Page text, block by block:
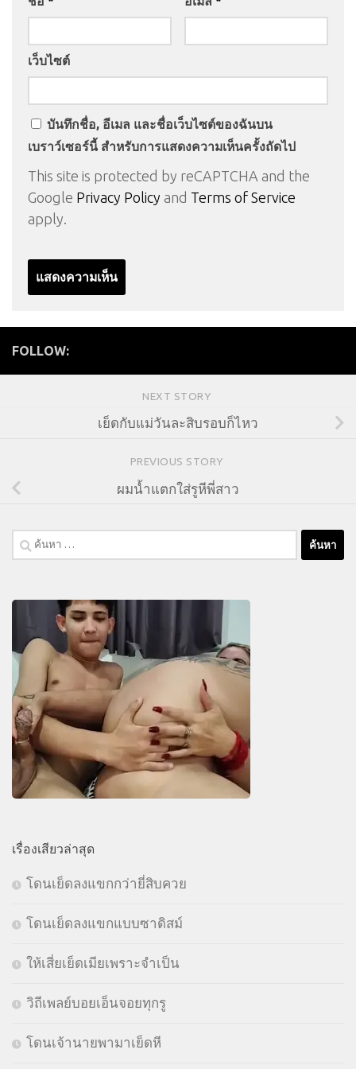
เว็บไซต์
บันทึกชื่อ, อีเมล และชื่อเว็บไซต์ของฉันบน
เบราว์เซอร์นี้ สำหรับการแสดงความเห็นครั้งถัดไป
This site is protected by reCAPTCHA and the
Google Privacy Policy and Terms of Service
apply.
FOLLOW:
NEXT STORY
เย็ดกับแม่วันละสิบรอบก็ไหว
PREVIOUS STORY
ผมน้ำแตกใส่รูหีพี่สาว
ค้นหา
สำหรับ:
เรื่องเสียวล่าสุด
โดนเย็ดลงแขกกว่ายี่สิบควย
โดนเย็ดลงแขกแบบซาดิสม์
ให้เสี่ยเย็ดเมียเพราะจำเป็น
วิถีเพลย์บอยเอ็นจอยทุกรู
โดนเจ้านายพามาเย็ดหี